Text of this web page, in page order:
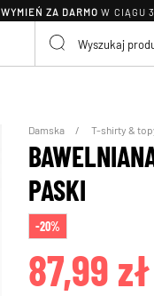
WYMIEŃ ZA DARMO W CIĄGU
Damska T-shirty &
PASKI
-20%
87,99 zł